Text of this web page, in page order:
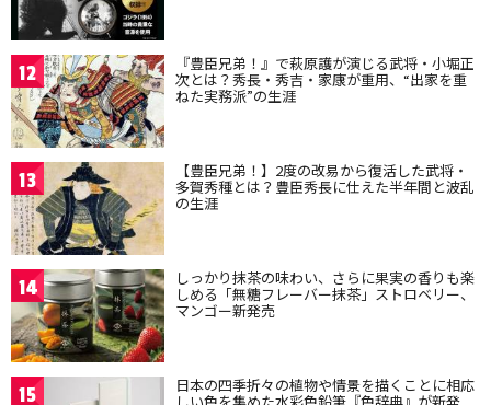
12 『豊臣兄弟！』で萩原護が演じる武将・小堀正
次とは？秀長・秀吉・家康が重用、“出家を重
ねた実務派”の生涯
13 【豊臣兄弟！】2度の改易から復活した武将・
多賀秀種とは？豊臣秀長に仕えた半年間と波乱
の生涯
14 しっかり抹茶の味わい、さらに果実の香りも楽
しめる「無糖フレーバー抹茶」ストロベリー、
マンゴー新発売
15 日本の四季折々の植物や情景を描くことに相応